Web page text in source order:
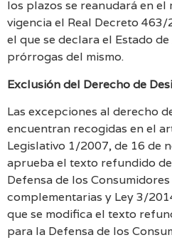
los plazos se reanudará en
vigencia el Real Decreto
el que se declara el Estado
prórrogas del mismo.
Exclusión del Derecho de
Las excepciones al derecho
encuentran recogidas en el
Legislativo 1/2007, de 16 de
aprueba el texto refundido
Defensa de los
complementarias y Ley 3/
que se modifica el texto
para la Defensa de los